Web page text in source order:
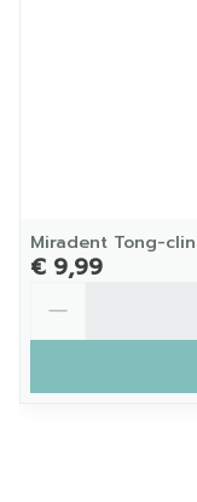
Miradent Tong-
€ 9,99